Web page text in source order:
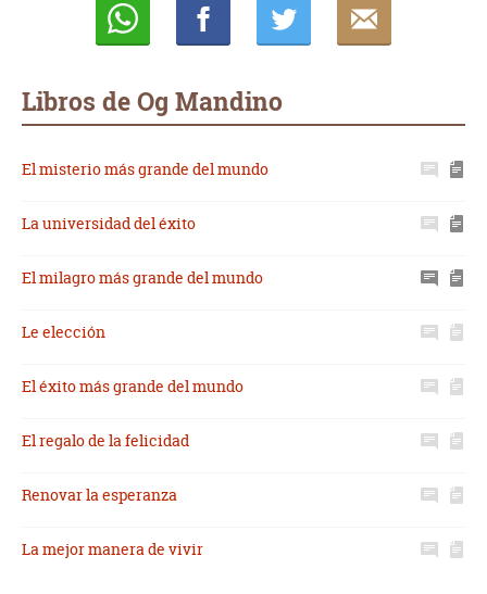
Libros de Og Mandino
El misterio más grande del mundo
La universidad del éxito
El milagro más grande del mundo
Le elección
El éxito más grande del mundo
El regalo de la felicidad
Renovar la esperanza
La mejor manera de vivir